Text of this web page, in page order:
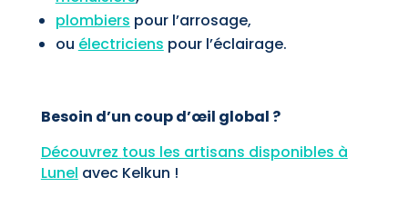
plombiers pour l’arrosage,
ou électriciens pour l’éclairage.
Besoin d’un coup d’œil global ?
Découvrez tous les artisans disponibles à
Lunel avec Kelkun !